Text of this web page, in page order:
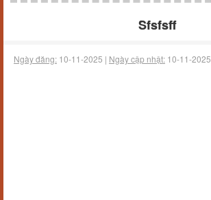
Sfsfsff
Ngày đăng: 10-11-2025 | Ngày cập nhật: 10-11-2025